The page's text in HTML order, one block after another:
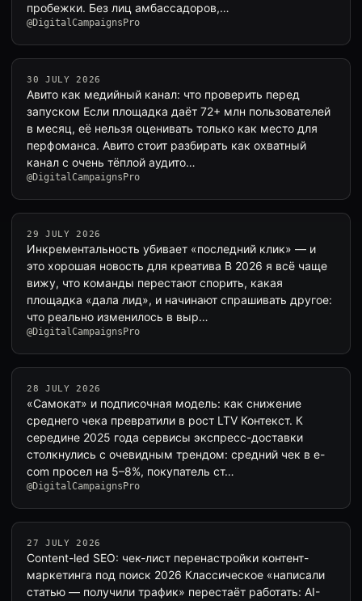
пробежки. Без лиц амбассадоров,…
@DigitalCampaignsPro
30 JULY 2026
Авито как медийный канал: что проверить перед
запуском Если площадка даёт 72+ млн пользователей
в месяц, её нельзя оценивать только как место для
перфоманса. Авито стоит разбирать как охватный
канал с очень тёплой аудито…
@DigitalCampaignsPro
29 JULY 2026
Инкрементальность убивает «последний клик» — и
это хорошая новость для креатива В 2026 я всё чаще
вижу, что команды перестают спорить, какая
площадка «дала лид», и начинают спрашивать другое:
что реально изменилось в выр…
@DigitalCampaignsPro
28 JULY 2026
«Самокат» и подписочная модель: как снижение
среднего чека превратили в рост LTV Контекст. К
середине 2025 года сервисы экспресс-доставки
столкнулись с очевидным трендом: средний чек в e-
com просел на 5–8%, покупатель ст…
@DigitalCampaignsPro
27 JULY 2026
Content-led SEO: чек-лист перенастройки контент-
маркетинга под поиск 2026 Классическое «написали
статью — получили трафик» перестаёт работать: AI-